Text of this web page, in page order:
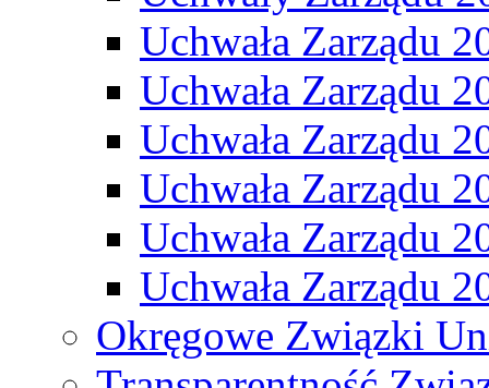
Uchwała Zarządu
Uchwała Zarządu
Uchwała Zarządu
Uchwała Zarządu
Uchwała Zarządu
Uchwała Zarządu
Okręgowe Związki